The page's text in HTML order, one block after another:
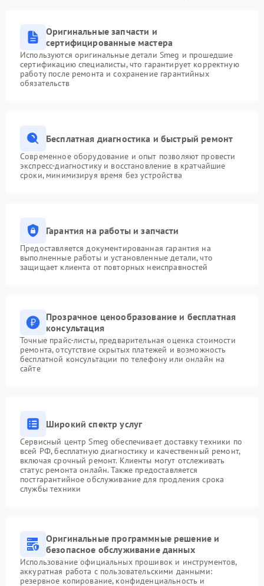
Оригинальные запчасти и
сертифицированные мастера
Используются оригинальные детали Smeg и прошедшие
сертификацию специалисты, что гарантирует корректную
работу после ремонта и сохранение гарантийных
обязательств
Бесплатная диагностика и быстрый ремонт
Современное оборудование и опыт позволяют провести
экспресс-диагностику и восстановление в кратчайшие
сроки, минимизируя время без устройства
Гарантия на работы и запчасти
Предоставляется документированная гарантия на
выполненные работы и установленные детали, что
защищает клиента от повторных неисправностей
Прозрачное ценообразование и бесплатная
консультация
Точные прайс-листы, предварительная оценка стоимости
ремонта, отсутствие скрытых платежей и возможность
бесплатной консультации по телефону или онлайн на
сайте
Широкий спектр услуг
Сервисный центр Smeg обеспечивает доставку техники по
всей РФ, бесплатную диагностику и качественный ремонт,
включая срочный ремонт. Клиенты могут отслеживать
статус ремонта онлайн. Также предоставляется
постгарантийное обслуживание для продления срока
службы техники
Оригинальные программные решение и
безопасное обслуживание данных
Использование официальных прошивок и инструментов,
аккуратная работа с пользовательскими данными:
резервное копирование, конфиденциальность и